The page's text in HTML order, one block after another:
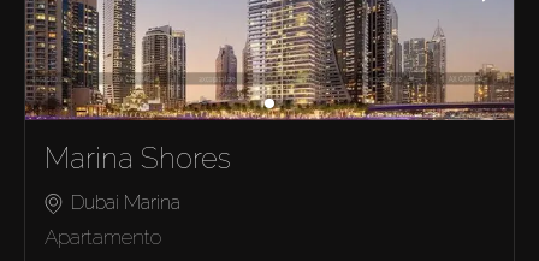
Marina Shores
Dubai Marina
Apartamento